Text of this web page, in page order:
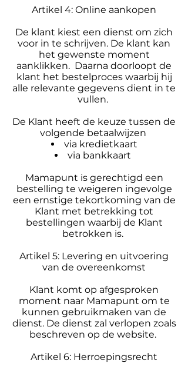
Artikel 4: Online aankopen
De klant kiest een dienst om zich
voor in te schrijven. De klant kan
het gewenste moment
aanklikken. Daarna doorloopt de
klant het bestelproces waarbij hij
alle relevante gegevens dient in te
vullen.
De Klant heeft de keuze tussen de
volgende betaalwijzen
via kredietkaart
via bankkaart
Mamapunt is gerechtigd een
bestelling te weigeren ingevolge
een ernstige tekortkoming van de
Klant met betrekking tot
bestellingen waarbij de Klant
betrokken is.
Artikel 5: Levering en uitvoering
van de overeenkomst
Klant komt op afgesproken
moment naar Mamapunt om te
kunnen gebruikmaken van de
dienst. De dienst zal verlopen zoals
beschreven op de website.
Artikel 6: Herroepingsrecht